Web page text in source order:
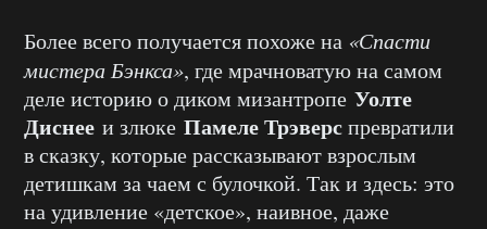
Более всего получается похоже на «Спасти
мистера Бэнкса», где мрачноватую на самом
деле историю о диком мизантропе Уолте
Диснее и злюке Памеле Трэверспревратили
в сказку, которые рассказывают взрослым
детишкам за чаем с булочкой. Так и здесь: это
на удивление «детское», наивное, даже